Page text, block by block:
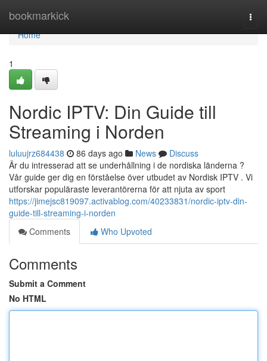
bookmarkick
Home
Home
1
Nordic IPTV: Din Guide till
Streaming i Norden
luluujrz684438 86 days ago News
Discuss
Är du intresserad att se underhållning i de nordiska länderna ?
Vår guide ger dig en förståelse över utbudet av Nordisk IPTV . Vi
utforskar populäraste leverantörerna för att njuta av sport
https://jimejsc819097.activablog.com/40233831/nordic-iptv-din-
guide-till-streaming-i-norden
Comments
Who Upvoted
Comments
Submit a Comment
No HTML